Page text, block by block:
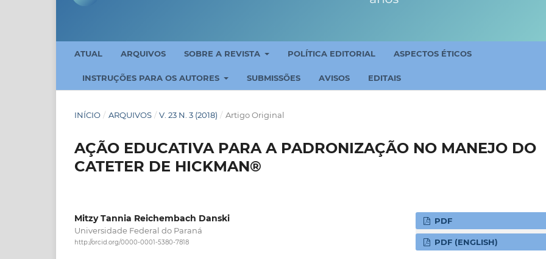
ATUAL ARQUIVOS SOBRE A REVISTA POLÍTICA EDITORIAL ASPECTOS ÉTICOS
INSTRUÇÕES PARA OS AUTORES SUBMISSÕES AVISOS EDITAIS
INÍCIO / ARQUIVOS / V. 23 N. 3 (2018) / Artigo Original
AÇÃO EDUCATIVA PARA A PADRONIZAÇÃO NO MANEJO DO
CATETER DE HICKMAN®
Mitzy Tannia Reichembach Danski
Universidade Federal do Paraná
http://orcid.org/0000-0001-5380-7818
PDF
PDF (ENGLISH)